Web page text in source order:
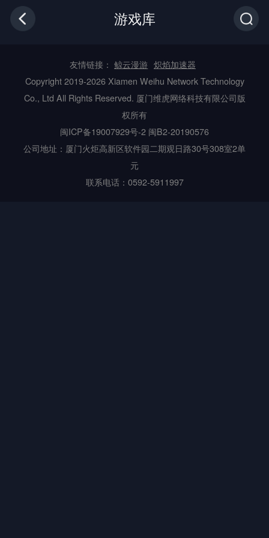
游戏库
友情链接： 鲸云漫游 炽焰加速器
Copyright 2019-2026 Xiamen Weihu Network Technology
Co., Ltd All Rights Reserved. 厦门维虎网络科技有限公司版
权所有
闽ICP备19007929号-2 闽B2-20190576
公司地址：厦门火炬高新区软件园二期观日路30号308室2单
元
联系电话：0592-5911997